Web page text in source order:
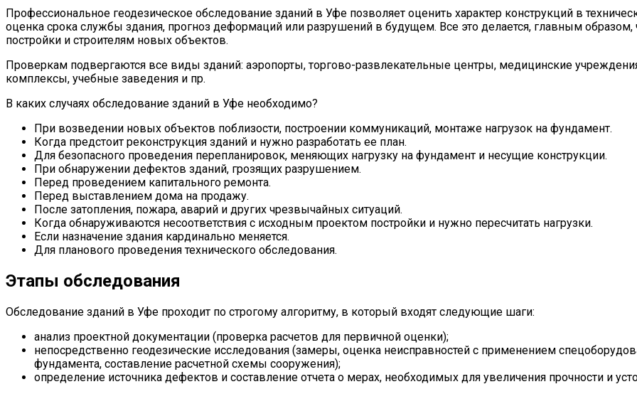
Профессиональное геодезическое обследование зданий в Уфе позволяет оценить характер конструкций в
оценка срока службы здания, прогноз деформаций или разрушений в будущем. Все это делается, главным образом,
постройки и строителям новых объектов.
Проверкам подвергаются все виды зданий: аэропорты, торгово-развлекательные центры, медицинские
комплексы, учебные заведения и пр.
В каких случаях обследование зданий в Уфе необходимо?
При возведении новых объектов поблизости, построении коммуникаций, монтаже нагрузок на фундамент.
Когда предстоит реконструкция зданий и нужно разработать ее план.
Для безопасного проведения перепланировок, меняющих нагрузку на фундамент и несущие конструкции.
При обнаружении дефектов зданий, грозящих разрушением.
Перед проведением капитального ремонта.
Перед выставлением дома на продажу.
После затопления, пожара, аварий и других чрезвычайных ситуаций.
Когда обнаруживаются несоответствия с исходным проектом постройки и нужно пересчитать нагрузки.
Если назначение здания кардинально меняется.
Для планового проведения технического обследования.
Этапы обследования
Обследование зданий в Уфе проходит по строгому алгоритму, в который входят следующие шаги:
анализ проектной документации (проверка расчетов для первичной оценки);
непосредственно геодезические исследования (замеры, оценка неисправностей с применением
фундамента, составление расчетной схемы сооружения);
определение источника дефектов и составление отчета о мерах, необходимых для увеличения прочности и